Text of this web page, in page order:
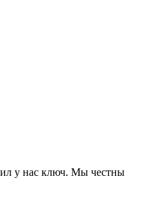
у нас ключ. Мы честны